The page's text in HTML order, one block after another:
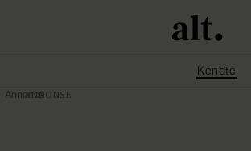
Kendte
Annonce